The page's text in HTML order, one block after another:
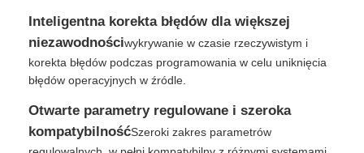
Poproś o wycenę
Zestawy do ekstrakcji DNA / RNA
Inteligentna korekta błędów dla większej
niezawodnościwykrywanie w czasie rzeczywistym i
korekta błędów podczas programowania w celu uniknięcia
błędów operacyjnych w źródle.
Otwarte parametry regulowane i szeroka
kompatybilnośćSzeroki zakres parametrów